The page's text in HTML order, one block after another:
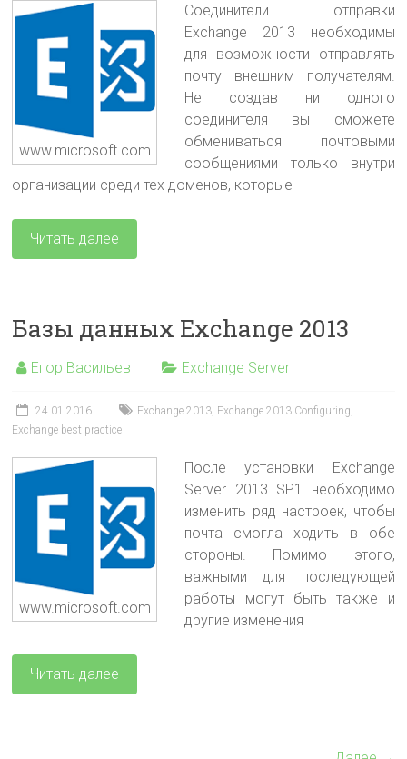
www.microsoft.com
Соединители отправки
Exchange 2013 необходимы
для возможности отправлять
почту внешним получателям.
Не создав ни одного
соединителя вы сможете
обмениваться почтовыми
сообщениями только внутри
организации среди тех доменов, которые
Читать далее
Базы данных Exchange 2013
Егор Васильев Exchange Server
24.01.2016 Exchange 2013, Exchange 2013 Configuring,
Exchange best practice
www.microsoft.com
После установки Exchange
Server 2013 SP1 необходимо
изменить ряд настроек, чтобы
почта смогла ходить в обе
стороны. Помимо этого,
важными для последующей
работы могут быть также и
другие изменения
Читать далее